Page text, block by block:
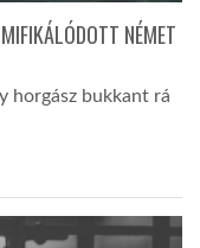
NÉMET
horgász bukkant rá